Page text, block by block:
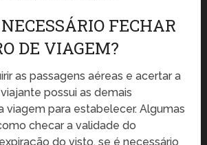
FECHAR
DE VIAGEM?
as passagens aéreas e acertar a
possui as demais
viagem para estabelecer. Algumas
checar a validade do
do visto, se é necessário